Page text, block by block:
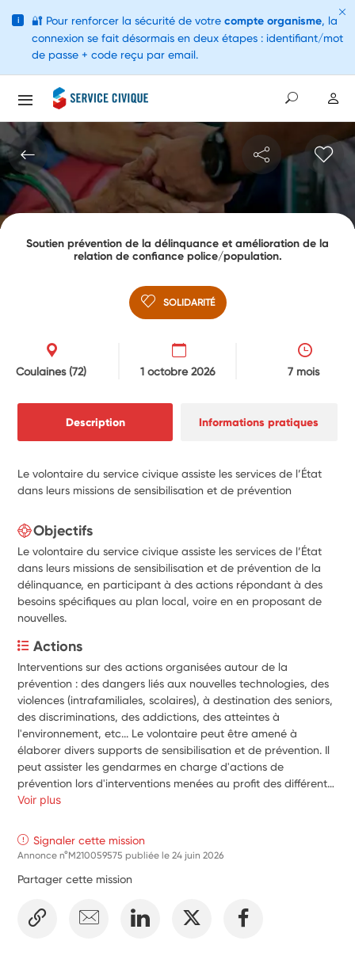
Soutien prévention de la délinquance et amélioration de la
relation de confiance police/population.
SOLIDARITÉ
Coulaines(72) 1 octobre 2026 7 mois
Description Informations pratiques
Le volontaire du service civique assiste les services de l’État
dans leurs missions de sensibilisation et de prévention
Objectifs
Le volontaire du service civique assiste les services de l’État
dans leurs missions de sensibilisation et de prévention de la
délinquance, en participant à des actions répondant à des
besoins spécifiques au plan local, voire en en proposant de
nouvelles.
Actions
Interventions sur des actions organisées autour de la
prévention : des dangers liés aux nouvelles technologies, des
violences (intrafamiliales, scolaires), à destination des seniors,
des discriminations, des addictions, des atteintes à
l'environnement, etc... Le volontaire peut être amené à
élaborer divers supports de sensibilisation et de prévention. Il
peut assister les gendarmes en charge d'actions de
prévention lors d'interventions menées au profit des différents
publics ciblés et réalisées en divers lieux. Dans le cadre des
ce type de violences sur un territoire donné et les actions
partenariales mises en œuvre pour leur résolution. En matière
gendarmes et les autres services de l'État en charge de ces
Voir plus
Signaler cette mission
Annonce n°M210059575 publiée le24 juin 2026
Partager cette mission
i 🔐 Pour renforcer la sécurité de votre compte organisme, la
connexion se fait désormais en deux étapes : identifiant/mot
de passe + code reçu par email.